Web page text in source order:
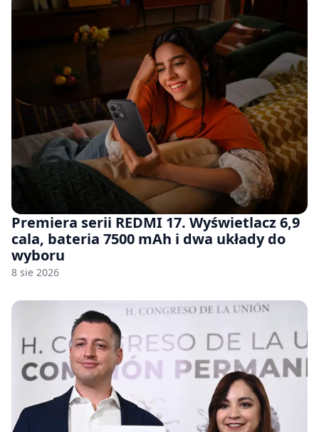
Premiera serii REDMI 17. Wyświetlacz 6,9
cala, bateria 7500 mAh i dwa układy do
wyboru
8 sie 2026